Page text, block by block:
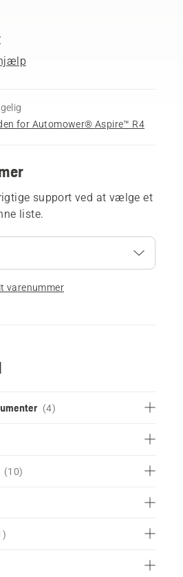
for Automower® Aspire™ R4
support ved at vælge et
liste.
varenummer
(4)
(10)